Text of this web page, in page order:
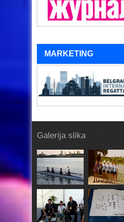
MARKETING
Galerija slika